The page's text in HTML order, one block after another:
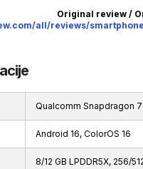
Original review /
all/reviews/
Qualcomm Snapdragon
Android 16, ColorOS 16
8/12 GB LPDDR5X, 256/